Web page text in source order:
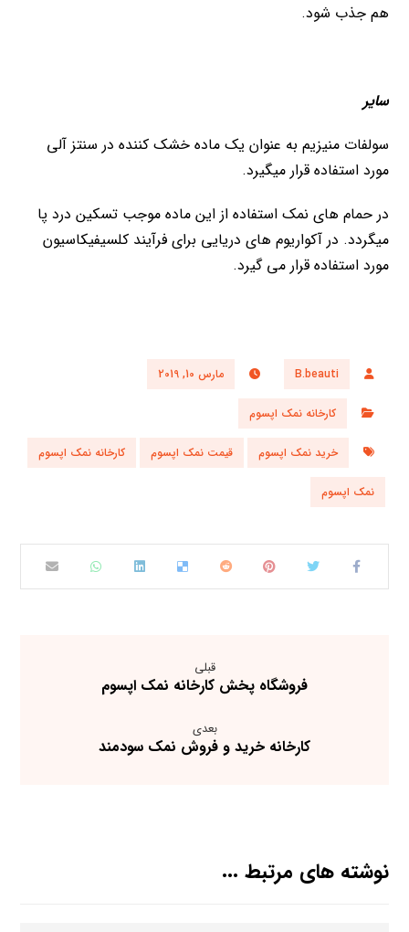
هم جذب شود.
سایر
سولفات منیزیم به عنوان یک ماده خشک کننده در سنتز آلی
مورد استفاده قرار میگیرد.
در حمام های نمک استفاده از این ماده موجب تسکین درد پا
میگردد. در آکواریوم های دریایی برای فرآیند کلسیفیکاسیون
مورد استفاده قرار می گیرد.
B.beauti مارس 10, 2019
کارخانه نمک اپسوم
خرید نمک اپسوم قیمت نمک اپسوم کارخانه نمک اپسوم
نمک اپسوم
قبلی
فروشگاه پخش کارخانه نمک اپسوم
بعدی
کارخانه خرید و فروش نمک سودمند
نوشته های مرتبط ...